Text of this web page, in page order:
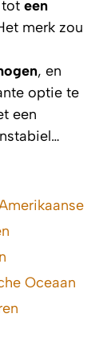
een
merk zou
, en
optie te
een
Oceaan